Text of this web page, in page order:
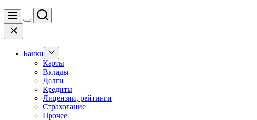
Меню
Цвет
Поиск
Закрыть
Банки
Показать
подменю
Карты
Вклады
Долги
Кредиты
Лицензии, рейтинги
Страхование
Прочее